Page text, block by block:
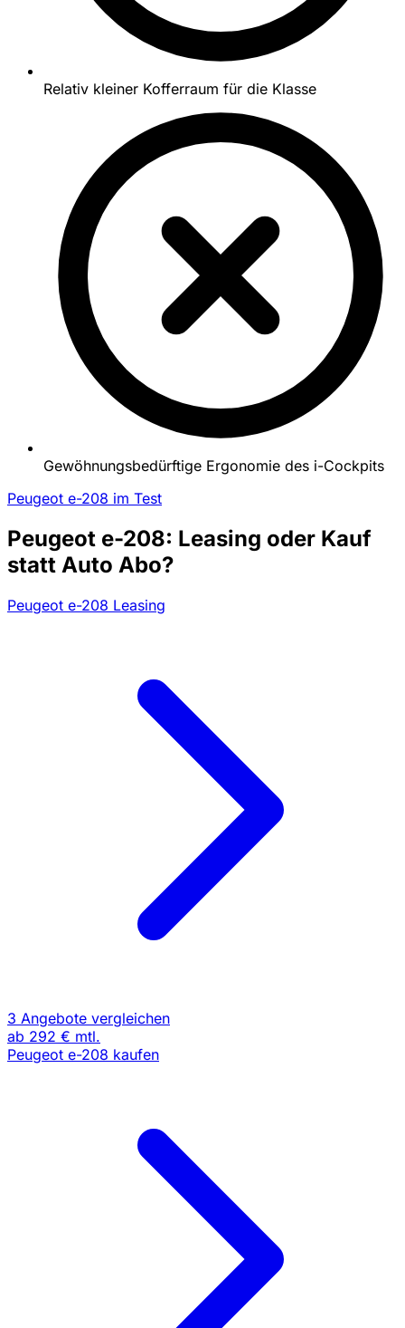
Relativ kleiner Kofferraum für die Klasse
Gewöhnungsbedürftige Ergonomie des i-Cockpits
Peugeot e-208 im Test
Peugeot e-208: Leasing oder Kauf
statt Auto Abo?
Peugeot e-208 Leasing
3 Angebote vergleichen
ab 292 € mtl.
Peugeot e-208 kaufen